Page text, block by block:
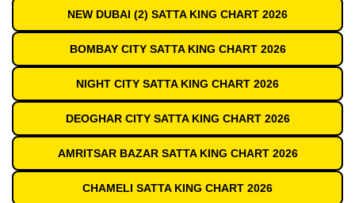
NEW DUBAI (2) SATTA KING CHART 2026
BOMBAY CITY SATTA KING CHART 2026
NIGHT CITY SATTA KING CHART 2026
DEOGHAR CITY SATTA KING CHART 2026
AMRITSAR BAZAR SATTA KING CHART 2026
CHAMELI SATTA KING CHART 2026